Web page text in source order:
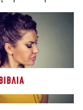
ΒΙΒΛΊΑ